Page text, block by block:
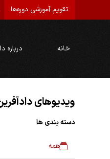
تقویم آموزشی دوره‌ها
خانه درباره
ویدیوهای
دسته بندی ها
همه